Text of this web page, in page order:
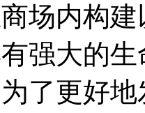
内构建
强大的
了更好